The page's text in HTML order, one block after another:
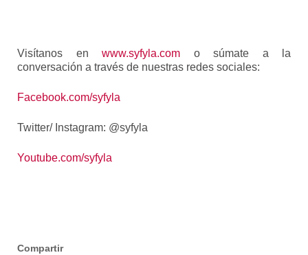
Visítanos en www.syfyla.com o súmate a la
conversación a través de nuestras redes sociales:
Facebook.com/syfyla
Twitter/ Instagram: @syfyla
Youtube.com/syfyla
Compartir